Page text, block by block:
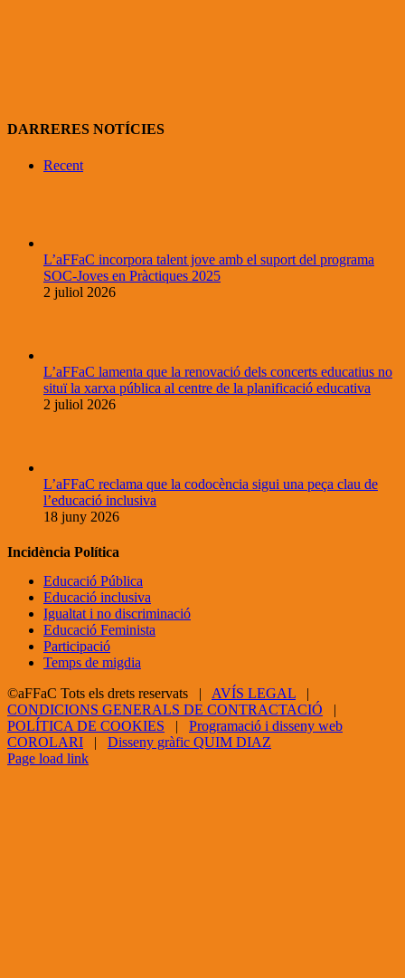
DARRERES NOTÍCIES
Recent
L’aFFaC incorpora talent jove amb el suport del programa
SOC-Joves en Pràctiques 2025
2 juliol 2026
L’aFFaC lamenta que la renovació dels concerts educatius no
situï la xarxa pública al centre de la planificació educativa
2 juliol 2026
L’aFFaC reclama que la codocència sigui una peça clau de
l’educació inclusiva
18 juny 2026
Incidència Política
Educació Pública
Educació inclusiva
Igualtat i no discriminació
Educació Feminista
Participació
Temps de migdia
©aFFaC Tots els drets reservats | AVÍS LEGAL |
CONDICIONS GENERALS DE CONTRACTACIÓ |
POLÍTICA DE COOKIES | Programació i disseny web
COROLARI | Disseny gràfic QUIM DIAZ
Facebook
X
YouTube
Page load link